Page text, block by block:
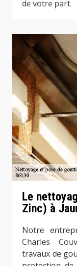
de votre part.
Le
Zinc) à
Notre
Charles
travaux de